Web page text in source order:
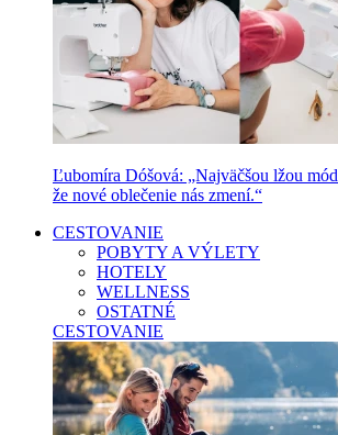
Ľubomíra Dóšová: „Najväčšou lžou
že nové oblečenie nás zmení.“
CESTOVANIE
POBYTY A VÝLETY
HOTELY
WELLNESS
OSTATNÉ
CESTOVANIE